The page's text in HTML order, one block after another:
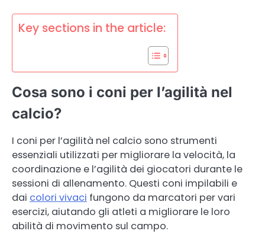
Key sections in the article:
Cosa sono i coni per l’agilità nel
calcio?
I coni per l’agilità nel calcio sono strumenti
essenziali utilizzati per migliorare la velocità, la
coordinazione e l’agilità dei giocatori durante le
sessioni di allenamento. Questi coni impilabili e
dai colori vivaci fungono da marcatori per vari
esercizi, aiutando gli atleti a migliorare le loro
abilità di movimento sul campo.